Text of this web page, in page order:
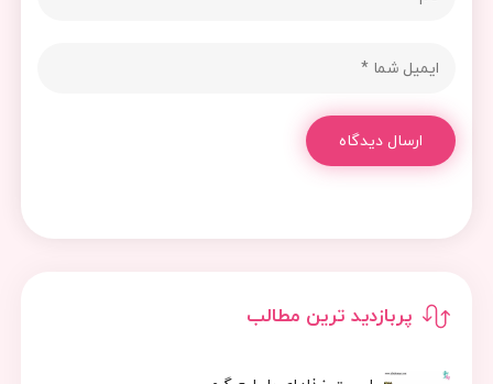
پربازدید ترین مطالب
ارسال دیدگاه